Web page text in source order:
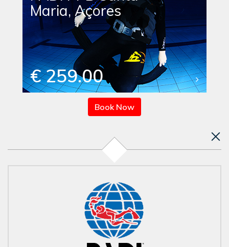
Maria, Açores
€ 259.00
Book Now